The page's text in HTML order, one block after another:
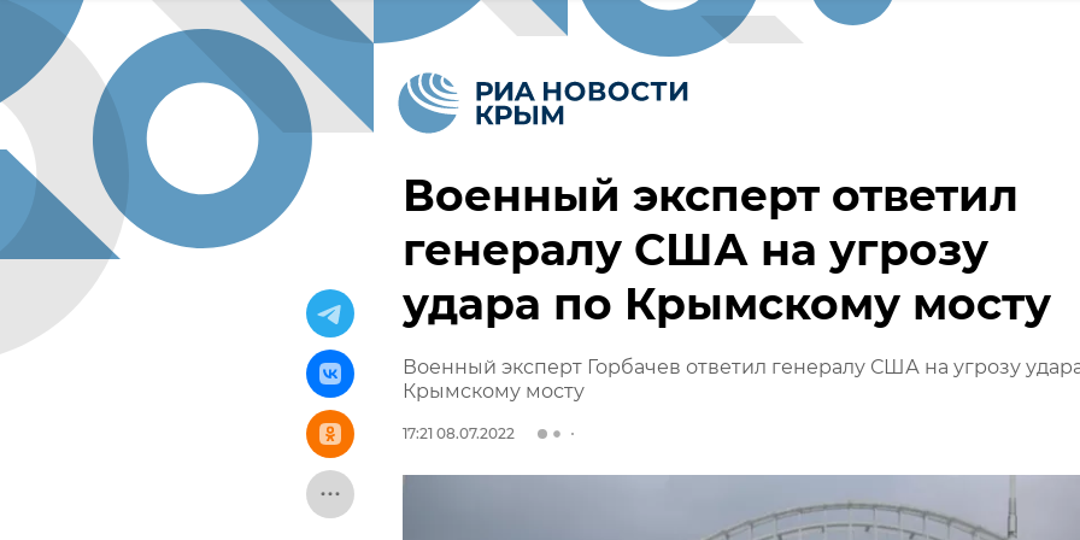
Военный эксперт ответил
генералу США на угрозу
удара по Крымскому мосту
Военный эксперт Горбачев ответил генералу США на угрозу
Крымскому мосту
17:21 08.07.2022